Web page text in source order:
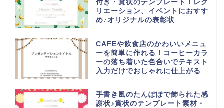
付き・賞状のテンプレート！レク
リエーション、イベントにおすす
め♪オリジナルの表彰状
CAFEや飲食店のかわいいメニュ
ーを簡単に作れる！コーヒーカラ
ーの落ち着いた色合いでテキスト
入力だけでおしゃれに仕上がる
手書き風のたんぽぽで飾られた感
謝状♪賞状のテンプレート素材・